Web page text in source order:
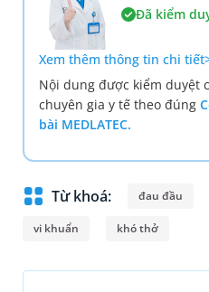
Đã kiểm
Xem thêm thông tin chi
Nội dung được kiểm duyệt
chuyên gia y tế theo đúng
bài MEDLATEC.
Từ khoá: đau đầu
vi khuẩn khó thở